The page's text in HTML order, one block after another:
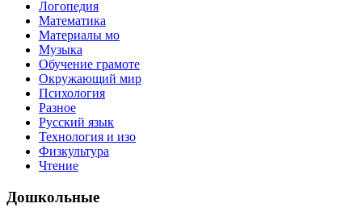
Логопедия
Математика
Материалы мо
Музыка
Обучение грамоте
Окружающий мир
Психология
Разное
Русский язык
Технология и изо
Физкультура
Чтение
Дошкольные